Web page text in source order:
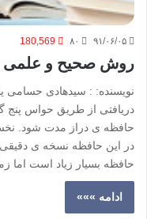
۹۱/۰۶/۰۵ ۸۰ 180,569
روش صحیح و علمی
نویسنده: : سیدهادی حسامی
دریافتی از طریق حواس پنج
حافظه ی دراز مدت شود.
در این حافظه نسخه ی
حافظه بسیار زیاد است اما
ادامه »»»